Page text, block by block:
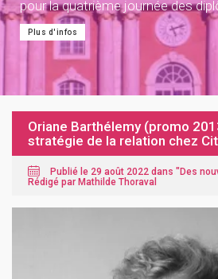
pour la quatrième journée des
Plus d'infos
Oriane Barthélemy (promo
stratégie de la relation chez
Publié le 29 août 2022 dans "Des
Rédigé par Mathilde Thoraval